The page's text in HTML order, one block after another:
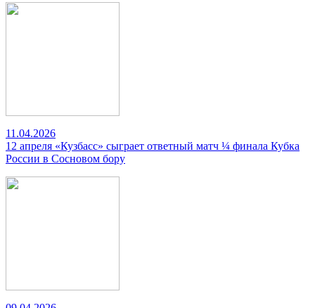
11.04.2026
12 апреля «Кузбасс» сыграет ответный матч ¼ финала Кубка
России в Сосновом бору